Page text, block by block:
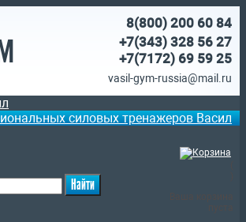
8(800) 200 60 84
+7(343) 328 56 27
+7(7172) 69 59 25
vasil-gym-russia@mail.ru
силовых тренажеров Васил